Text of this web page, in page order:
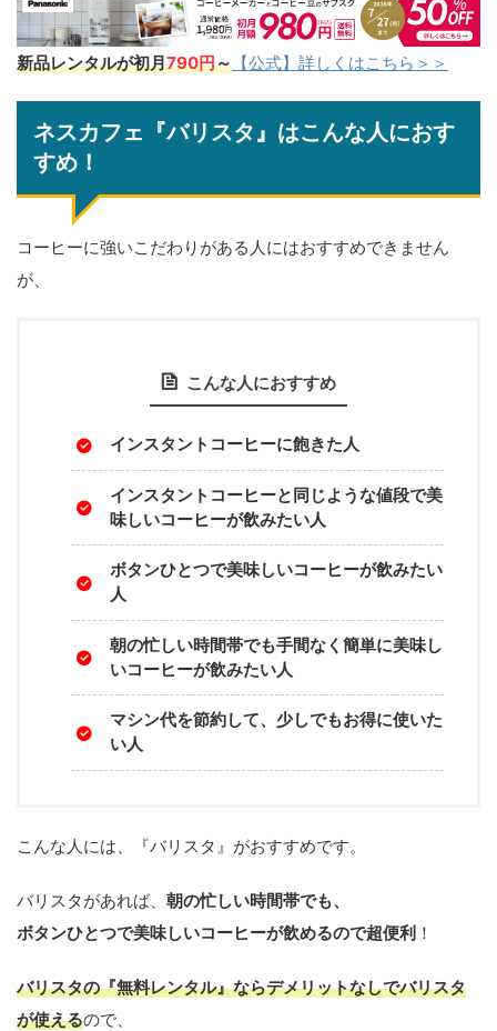
新品レンタルが初月790円～ 【公式】詳しくはこちら＞＞
ネスカフェ『バリスタ』はこんな人におす
すめ！
コーヒーに強いこだわりがある人にはおすすめできません
が、
こんな人におすすめ
インスタントコーヒーに飽きた人
インスタントコーヒーと同じような値段で美
味しいコーヒーが飲みたい人
ボタンひとつで美味しいコーヒーが飲みたい
人
朝の忙しい時間帯でも手間なく簡単に美味し
いコーヒーが飲みたい人
マシン代を節約して、少しでもお得に使いた
い人
こんな人には、『バリスタ』がおすすめです。
バリスタがあれば、 朝の忙しい時間帯でも、
ボタンひとつで美味しいコーヒーが飲めるので超便利 ！
バリスタの『無料レンタル』ならデメリットなしでバリスタ
が使えるので、